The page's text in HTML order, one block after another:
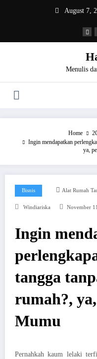
August 7,
Menulis
Home
Ingin mendapatkan
ya,
Bisnis Alat Rumah
Windiariska November
Ingin
tangga
rumah?,
Mumu
Pernahkah kaum lelaki